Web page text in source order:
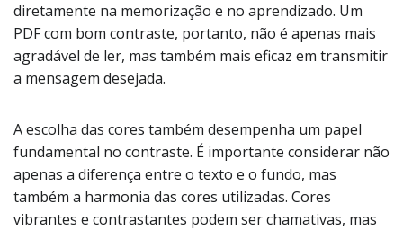
diretamente na memorização e no aprendizado. Um
PDF com bom contraste, portanto, não é apenas mais
agradável de ler, mas também mais eficaz em transmitir
a mensagem desejada.
A escolha das cores também desempenha um papel
fundamental no contraste. É importante considerar não
apenas a diferença entre o texto e o fundo, mas
também a harmonia das cores utilizadas. Cores
vibrantes e contrastantes podem ser chamativas, mas